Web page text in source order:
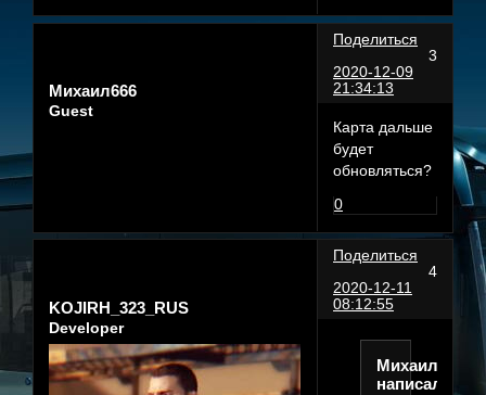
Поделиться
3
2020-12-09
21:34:13
Михаил666
Guest
Карта дальше
будет
обновляться?
0
Поделиться
4
2020-12-11
08:12:55
KOJIRH_323_RUS
Developer
Михаил666
написал(а):